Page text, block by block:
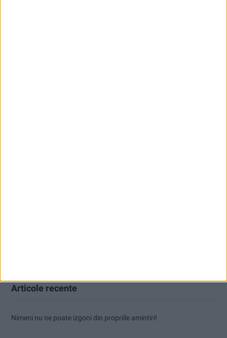
Articole recente
Nimeni nu ne poate izgoni din propriile amintiri!